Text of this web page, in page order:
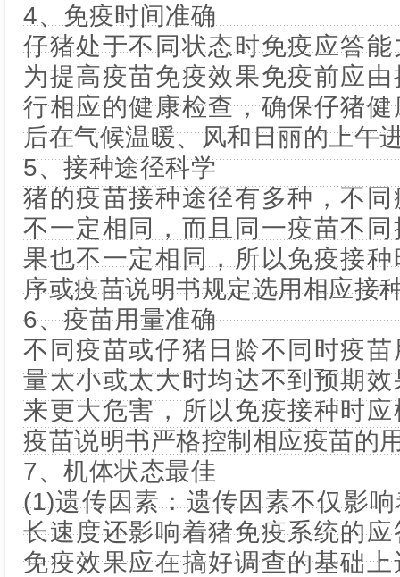
4、免疫时间准确
仔猪处于不同状态时免疫应答
为提高疫苗免疫效果免疫前应
行相应的健康检查，确保仔猪
后在气候温暖、风和日丽的上午
5、接种途径科学
猪的疫苗接种途径有多种，不
不一定相同，而且同一疫苗不
果也不一定相同，所以免疫接
序或疫苗说明书规定选用相应接
6、疫苗用量准确
不同疫苗或仔猪日龄不同时疫
量太小或太大时均达不到预期
来更大危害，所以免疫接种时
疫苗说明书严格控制相应疫苗的
7、机体状态最佳
(1)遗传因素：遗传因素不仅影
长速度还影响着猪免疫系统的
免疫效果应在搞好调查的基础